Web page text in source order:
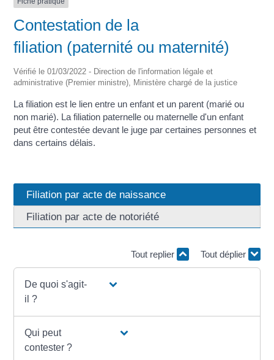
Contestation de la
filiation (paternité ou maternité)
Vérifié le 01/03/2022 - Direction de l'information légale et
administrative (Premier ministre), Ministère chargé de la justice
La filiation est le lien entre un enfant et un parent (marié ou
non marié). La filiation paternelle ou maternelle d'un enfant
peut être contestée devant le juge par certaines personnes et
dans certains délais.
Filiation par acte de naissance
Filiation par acte de notoriété
Tout replier Tout déplier
De quoi s'agit-
il ?
Qui peut
contester ?